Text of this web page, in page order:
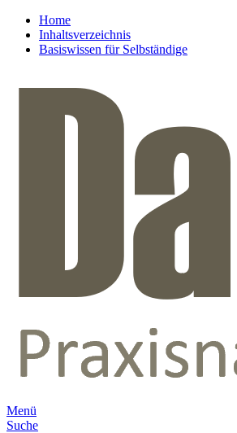
Home
Inhaltsverzeichnis
Basiswissen für Selbständige
Menü
Suche